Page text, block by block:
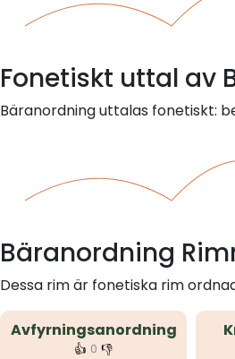
Fonetiskt uttal av
Bäranordning uttalas fonetiskt:
Bäranordning
Dessa rim är fonetiska rim
Avfyrningsanordning
👍 0 👎